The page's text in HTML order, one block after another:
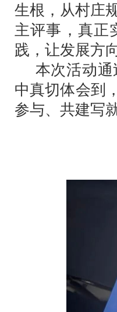
生根，从村庄
主评事，真
践，让发展方
本次活动
中真切体会到
参与、共建写